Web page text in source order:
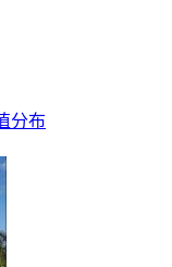
分布